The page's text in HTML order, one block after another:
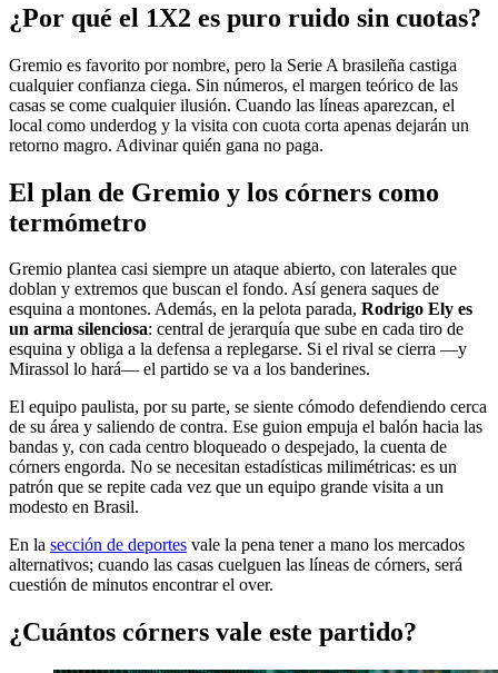
¿Por qué el 1X2 es puro ruido sin cuotas?
Gremio es favorito por nombre, pero la Serie A brasileña castiga
cualquier confianza ciega. Sin números, el margen teórico de las
casas se come cualquier ilusión. Cuando las líneas aparezcan, el
local como underdog y la visita con cuota corta apenas dejarán un
retorno magro. Adivinar quién gana no paga.
El plan de Gremio y los córners como
termómetro
Gremio plantea casi siempre un ataque abierto, con laterales que
doblan y extremos que buscan el fondo. Así genera saques de
esquina a montones. Además, en la pelota parada, Rodrigo Ely es
un arma silenciosa: central de jerarquía que sube en cada tiro de
esquina y obliga a la defensa a replegarse. Si el rival se cierra —y
Mirassol lo hará— el partido se va a los banderines.
El equipo paulista, por su parte, se siente cómodo defendiendo cerca
de su área y saliendo de contra. Ese guion empuja el balón hacia las
bandas y, con cada centro bloqueado o despejado, la cuenta de
córners engorda. No se necesitan estadísticas milimétricas: es un
patrón que se repite cada vez que un equipo grande visita a un
modesto en Brasil.
En la sección de deportes vale la pena tener a mano los mercados
alternativos; cuando las casas cuelguen las líneas de córners, será
cuestión de minutos encontrar el over.
¿Cuántos córners vale este partido?